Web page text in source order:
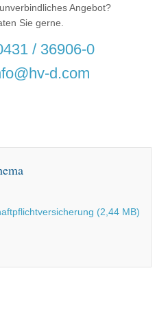
Angebot?
Sie gerne.
/ 36906-0
d.com
(2,44 MB)